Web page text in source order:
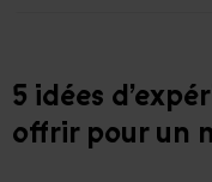
5 idées
offrir pour un